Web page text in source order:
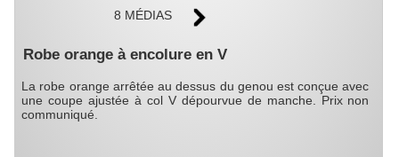
8 MÉDIAS
Robe orange à encolure en V
La robe orange arrêtée au dessus du genou est conçue avec
une coupe ajustée à col V dépourvue de manche. Prix non
communiqué.